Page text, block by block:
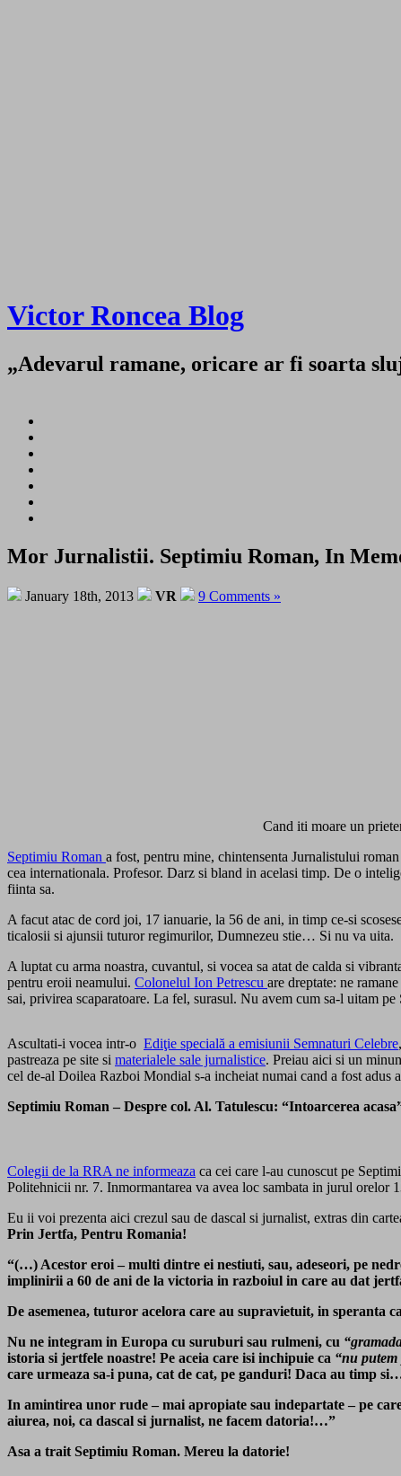
Victor Roncea Blog
„Adevarul ramane, oricare ar fi soarta
Mor Jurnalistii. Septimiu Roman, In
January 18th, 2013 VR 9 Comments »
Cand iti moare un
Septimiu Roman a fost, pentru mine, chintensenta Jurnalistului
cea internationala. Profesor. Darz si bland in acelasi timp. De o
fiinta sa.
A facut atac de cord joi, 17 ianuarie, la 56 de ani, in timp ce-si
ticalosii si ajunsii tuturor regimurilor, Dumnezeu stie… Si nu va uita.
A luptat cu arma noastra, cuvantul, si vocea sa atat de calda si
pentru eroii neamului. Colonelul Ion Petrescu are dreptate: ne
sai, privirea scaparatoare. La fel, surasul. Nu avem cum sa-l uitam
Ascultati-i vocea intr-o Ediţie specială a emisiunii Semnaturi Celebre
pastreaza pe site si materialele sale jurnalistice. Preiau aici si un
cel de-al Doilea Razboi Mondial s-a incheiat numai cand a fost adus
Septimiu Roman – Despre col. Al. Tatulescu: “Intoarcerea
Colegii de la RRA ne informeaza ca cei care l-au cunoscut pe
Politehnicii nr. 7. Inmormantarea va avea loc sambata in jurul orelor
Eu ii voi prezenta aici crezul sau de dascal si jurnalist, extras din
Prin Jertfa, Pentru Romania!
“(…) Acestor eroi – multi dintre ei nestiuti, sau, adeseori, pe
implinirii a 60 de ani de la victoria in razboiul in care au dat
De asemenea, tuturor acelora care au supravietuit, in speranta
Nu ne integram in Europa cu suruburi sau rulmeni, cu
istoria si jertfele noastre! Pe aceia care isi inchipuie ca “nu
care urmeaza sa-i puna, cat de cat, pe ganduri! Daca au timp
In amintirea unor rude – mai apropiate sau indepartate – pe
aiurea, noi, ca dascal si jurnalist, ne facem datoria!…”
Asa a trait Septimiu Roman. Mereu la datorie!